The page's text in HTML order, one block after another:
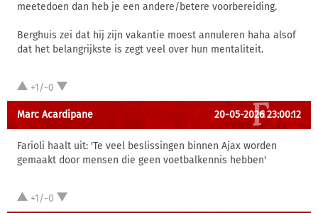
meetedoen dan heb je een andere/betere voorbereiding.
Berghuis zei dat hij zijn vakantie moest annuleren haha alsof
dat het belangrijkste is zegt veel over hun mentaliteit.
+1/-0
Marc Acardipane 20-05-2026 23:00:12
Farioli haalt uit: 'Te veel beslissingen binnen Ajax worden
gemaakt door mensen die geen voetbalkennis hebben'
+1/-0